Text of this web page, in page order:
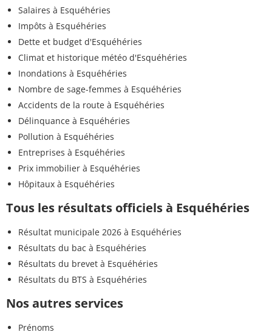
Salaires à Esquéhéries
Impôts à Esquéhéries
Dette et budget d'Esquéhéries
Climat et historique météo d'Esquéhéries
Inondations à Esquéhéries
Nombre de sage-femmes à Esquéhéries
Accidents de la route à Esquéhéries
Délinquance à Esquéhéries
Pollution à Esquéhéries
Entreprises à Esquéhéries
Prix immobilier à Esquéhéries
Hôpitaux à Esquéhéries
Tous les résultats officiels à Esquéhéries
Résultat municipale 2026 à Esquéhéries
Résultats du bac à Esquéhéries
Résultats du brevet à Esquéhéries
Résultats du BTS à Esquéhéries
Nos autres services
Prénoms